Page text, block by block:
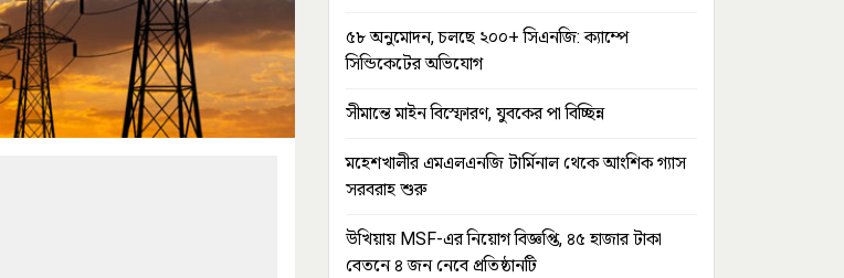
৫৮ অনুমোদন, চলছে ২০০+ সিএনজি: ক্যাম্পে
সিন্ডিকেটের অভিযোগ
সীমান্তে মাইন বিস্ফোরণ, যুবকের পা বিচ্ছিন্ন
মহেশখালীর এমএলএনজি টার্মিনাল থেকে আংশিক গ্যাস
সরবরাহ শুরু
উখিয়ায় MSF-এর নিয়োগ বিজ্ঞপ্তি, ৪৫ হাজার টাকা
বেতনে ৪ জন নেবে প্রতিষ্ঠানটি